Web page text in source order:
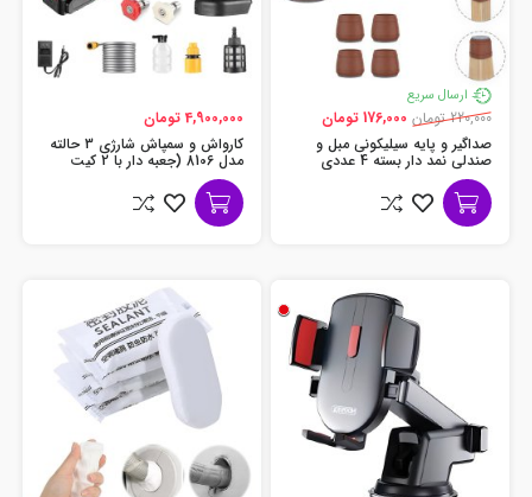
ارسال سریع
220,000 تومان
176,000 تومان
صداگیر و پایه سیلیکونی مبل و
صندلی نمد دار بسته 4 عددی
4,900,000 تومان
کارواش و سمپاش شارژی 3 حالته
مدل 8106 (جعبه دار با 2 کیت
باتری همراه)